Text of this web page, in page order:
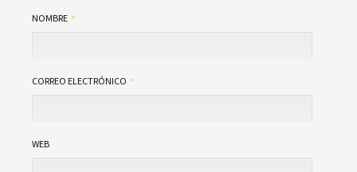
NOMBRE
CORREO ELECTRÓNICO
WEB